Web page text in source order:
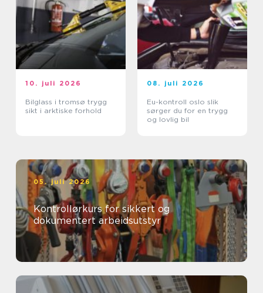
10. juli 2026
Bilglass i tromsø trygg
sikt i arktiske forhold
08. juli 2026
Eu-kontroll oslo slik
sørger du for en trygg
og lovlig bil
05. juli 2026
Kontrollørkurs for sikkert og
dokumentert arbeidsutstyr